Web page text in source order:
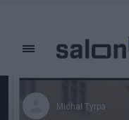
Michał Tyrpa